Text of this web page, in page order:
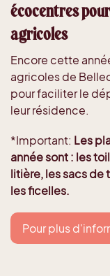
écocentres
agricoles
Encore cette
agricoles de
pour faciliter le
leur résidence.
*Important: Les
année sont : les
litière, les sacs
les ficelles.
Pour plus